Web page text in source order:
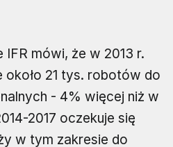
mówi, że w 2013 r.
około 21 tys. robotów do
- 4% więcej niż w
2017 oczekuje się
w tym zakresie do